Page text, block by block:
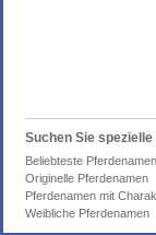
Suchen Sie
Beliebteste Pferdenamen
Originelle Pferdenamen
Pferdenamen mit
Weibliche Pferdenamen